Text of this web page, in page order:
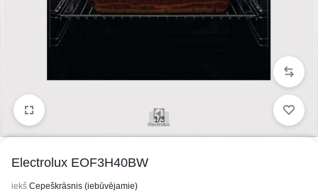
1/3
Electrolux EOF3H40BW
iekš Cepeškrāsnis (iebūvējamie)